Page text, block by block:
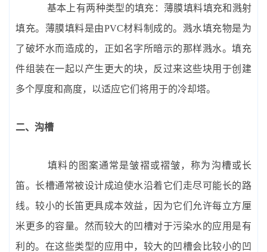
基本上有两种类型的填充：薄膜填料填充和溅射
填充。薄膜填料是由PVC材料制成的。溅水填充物是为
了破坏水而造成的，正如名字所暗示的那样溅水。填充
件组装在一起以产生更大的块，反过来这些块用于创建
多个厚度和高度，以适应它们将用于的冷却塔。
二、沟槽
填料的图案通常是皱褶或褶皱，称为沟槽或长
笛。长槽通常被设计成迫使水沿着它们走尽可能长的路
线。较小的长笛更具成本效益，因为它们允许每立方厘
米更多的容量。然而较大的凹槽对于污染水的应用是有
利的。在这些类型的应用中，较大的凹槽会比较小的凹